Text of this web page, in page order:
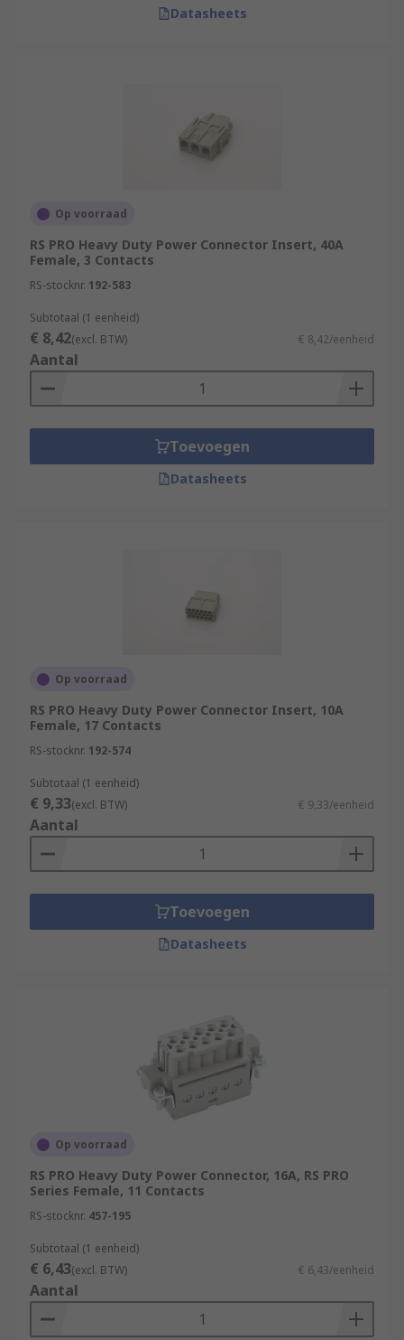
Datasheets
Op voorraad
RS PRO Heavy Duty Power Connector Insert, 40A
Female, 3 Contacts
RS-stocknr. 192-583
Subtotaal (1 eenheid)
€ 8,42(excl. BTW) € 8,42/eenheid
Aantal
Toevoegen
Datasheets
Op voorraad
RS PRO Heavy Duty Power Connector Insert, 10A
Female, 17 Contacts
RS-stocknr. 192-574
Subtotaal (1 eenheid)
€ 9,33(excl. BTW) € 9,33/eenheid
Aantal
Toevoegen
Datasheets
Op voorraad
RS PRO Heavy Duty Power Connector, 16A, RS PRO
Series Female, 11 Contacts
RS-stocknr. 457-195
Subtotaal (1 eenheid)
€ 6,43(excl. BTW) € 6,43/eenheid
Aantal